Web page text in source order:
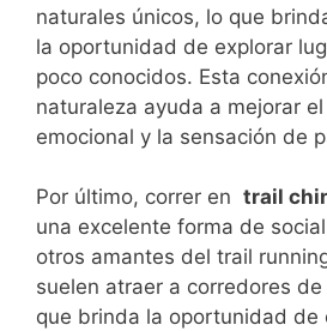
naturales únicos, lo que
la oportunidad de explorar
poco conocidos. Esta
naturaleza ayuda a ​mejorar
emocional y la sensación de
Por último, correr⁣ en ⁢ trail
una excelente forma de
otros amantes del trail
suelen atraer a corredores
que brinda la oportunidad de